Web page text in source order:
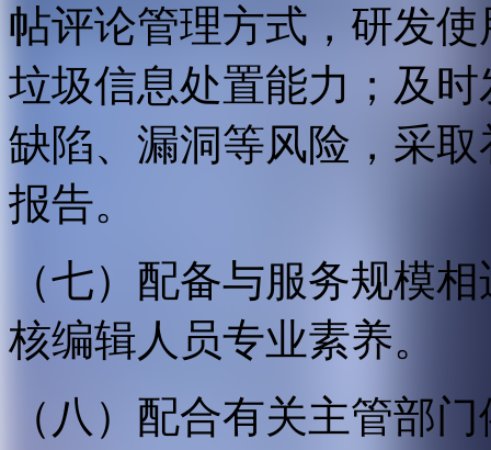
帖评论管理方式，研发
垃圾信息处置能力；及
缺陷、漏洞等风险，采
报告。
（七）配备与服务规模
核编辑人员专业素养。
（八）配合有关主管部